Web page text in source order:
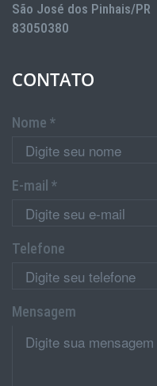
São José dos Pinhais/PR
83050380
CONTATO
Nome *
E-mail *
Telefone
Mensagem